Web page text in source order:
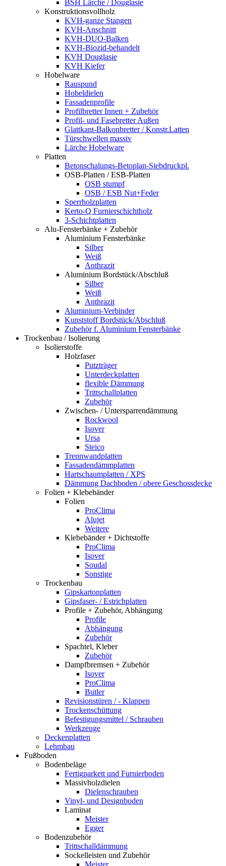
BSH Lärche / Douglasie
Konstruktionsvollholz
KVH-ganze Stangen
KVH-Anschnitt
KVH-DUO-Balken
KVH-Biozid-behandelt
KVH Douglasie
KVH Kiefer
Hobelware
Rauspund
Hobeldielen
Fassadenprofile
Profilbretter Innen + Zubehör
Profil- und Fasebretter Außen
Glattkant-Balkonbretter / Konstr.Latten
Türschwellen massiv
Lärche Hobelware
Platten
Betonschalungs-Betoplan-Siebdruckpl.
OSB-Platten / ESB-Platten
OSB stumpf
OSB / ESB Nut+Feder
Sperrholzplatten
Kerto-Q Furnierschichtholz
3-Schichtplatten
Alu-Fensterbänke + Zubehör
Aluminium Fensterbänke
Silber
Weiß
Anthrazit
Aluminium Bordstück/Abschluß
Silber
Weiß
Anthrazit
Aluminium-Verbinder
Kunststoff Bordstück/Abschluß
Zubehör f. Aluminium Fensterbänke
Trockenbau / Isolierung
Isolierstoffe
Holzfaser
Putzträger
Unterdeckplatten
flexible Dämmung
Trittschallplatten
Zubehör
Zwischen- / Untersparrendämmung
Rockwool
Isover
Ursa
Steico
Trennwandplatten
Fassadendämmplatten
Hartschaumplatten / XPS
Dämmung Dachboden / obere Geschossdecke
Folien + Klebebänder
Folien
ProClima
Alujet
Weitere
Klebebänder + Dichtstoffe
ProClima
Isover
Soudal
Sonstige
Trockenbau
Gipskartonplatten
Gipsfaser- / Estrichplatten
Profile + Zubehör, Abhängung
Profile
Abhängung
Zubehör
Spachtel, Kleber
Zubehör
Dampfbremsen + Zubehör
Isover
ProClima
Butler
Revisionstüren / - Klappen
Trockenschüttung
Befestigungsmittel / Schrauben
Werkzeuge
Deckenplatten
Lehmbau
Fußboden
Bodenbeläge
Fertigparkett und Furnierboden
Massivholzdielen
Dielenschrauben
Vinyl- und Designboden
Laminat
Meister
Egger
Bodenzubehör
Trittschalldämmung
Sockelleisten und Zubehör